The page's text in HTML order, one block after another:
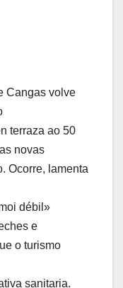
Cangas volve
terraza ao 50
novas
Ocorre, lamenta
débil»
e
o turismo
sanitaria.